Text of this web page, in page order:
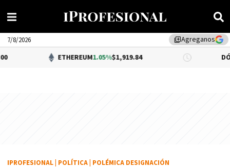
library_addAgreganos
7/8/2026
ETHEREUM1.05%$1,919.84 DÓLAR BNA
IPROFESIONAL POLÍTICA POLÉMICA DESIGNACIÓN